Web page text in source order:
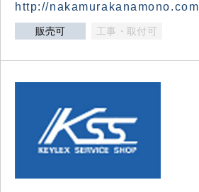
http://nakamurakanamono.com
販売可 工事・取付可